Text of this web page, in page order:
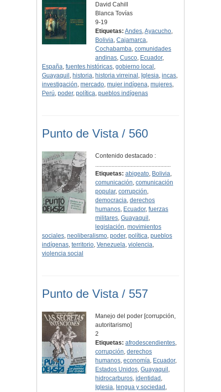
David Cahill
Blanca Tovías
9-19
Etiquetas: Andes,Ayacucho,
Bolivia,Cajamarca,
Cochabamba,comunidades
andinas,Cusco, Ecuador,
España, fuentes históricas, gobierno local ,
Guayaquil , historia, historia virreinal , Iglesia, incas,
investigación, mercado, mujer indígena, mujeres,
Perú, poder, política, pueblos indígenas
Punto de Vista / 560
Contenido destacado :
...................................................
Etiquetas: abigeato, Bolivia,
comunicación,comunicación
popular,corrupción,
democracia,derechos
humanos, Ecuador,fuerzas
militares,Guayaquil ,
legislación,movimientos
sociales, neoliberalismo, poder, política, pueblos
indígenas, territorio, Venezuela, violencia,
violencia social
Punto de Vista / 557
Manejo del poder [corrupción,
autoritarismo]
2
Etiquetas: afrodescendientes,
corrupción,derechos
humanos,economía, Ecuador,
Estados Unidos,Guayaquil ,
hidrocarburos,identidad ,
Iglesia, lengua y sociedad ,